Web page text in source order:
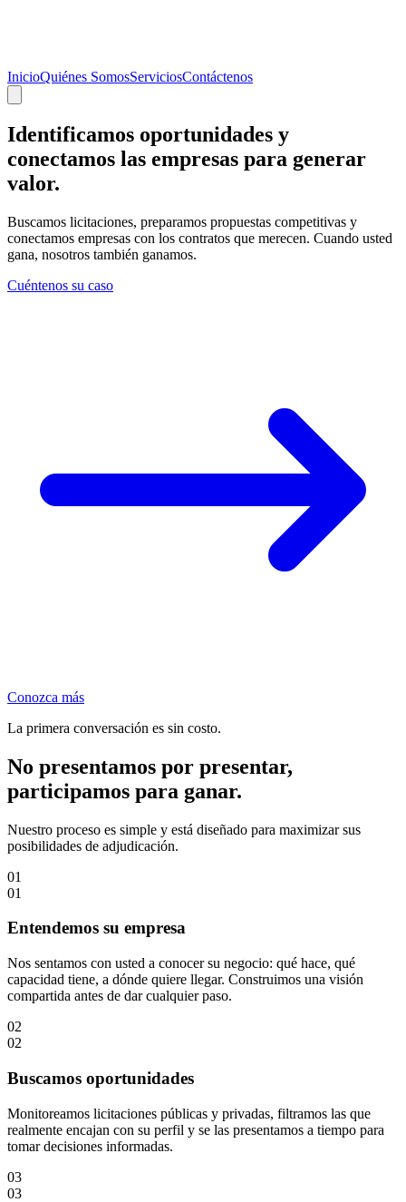
InicioQuiénes SomosServiciosContáctenos
Identificamos oportunidades y
conectamos las empresas para generar
valor.
Buscamos licitaciones, preparamos propuestas competitivas y
conectamos empresas con los contratos que merecen. Cuando usted
gana, nosotros también ganamos.
Cuéntenos su caso
Conozca más
La primera conversación es sin costo.
No presentamos por presentar,
participamos para ganar.
Nuestro proceso es simple y está diseñado para maximizar sus
posibilidades de adjudicación.
01
01
Entendemos su empresa
Nos sentamos con usted a conocer su negocio: qué hace, qué
capacidad tiene, a dónde quiere llegar. Construimos una visión
compartida antes de dar cualquier paso.
02
02
Buscamos oportunidades
Monitoreamos licitaciones públicas y privadas, filtramos las que
realmente encajan con su perfil y se las presentamos a tiempo para
tomar decisiones informadas.
03
03